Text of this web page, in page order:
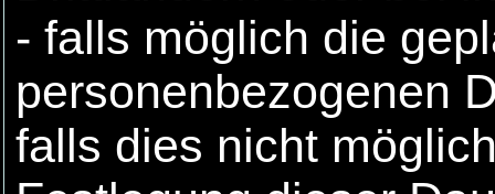
- falls möglich die
personenbezogenen
falls dies nicht